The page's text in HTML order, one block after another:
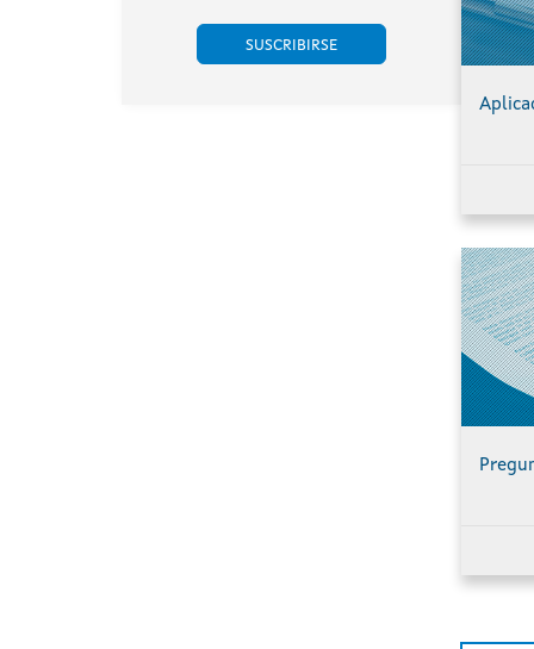
Chandrexa de
Queixa e